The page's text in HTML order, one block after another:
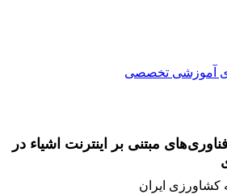
آموزشی تخصصی
مبتنی بر اینترنت اشیاء در
کشاورزی ایران